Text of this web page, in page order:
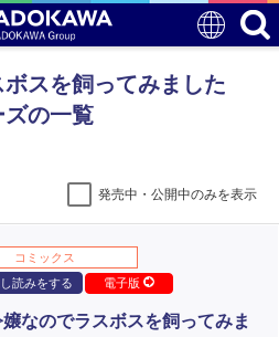
ボスを飼ってみました
ズの一覧
発売中・公開中のみを表示
コミックス
読みをする
電子版
なのでラスボスを飼ってみま